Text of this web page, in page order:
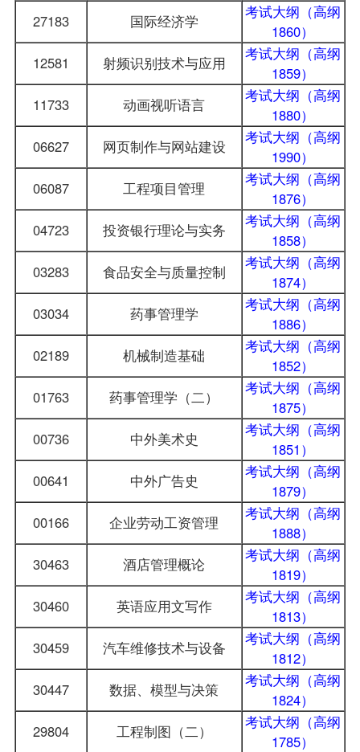
27183 国际经济学
考试大纲（高纲
1860）
12581
射频识别技术与应用
考试大纲（高纲
1859）
11733
动画视听语言
考试大纲（高纲
1880）
06627
网页制作与网站建设
考试大纲（高纲
1990）
06087
工程项目管理
考试大纲（高纲
1876）
04723
投资银行理论与实务
考试大纲（高纲
1858）
03283
食品安全与质量控制
考试大纲（高纲
1874）
03034
药事管理学
考试大纲（高纲
1886）
02189
机械制造基础
考试大纲（高纲
1852）
01763
药事管理学（二）
考试大纲（高纲
1875）
00736
中外美术史
考试大纲（高纲
1851）
00641
中外广告史
考试大纲（高纲
1879）
00166
企业劳动工资管理
考试大纲（高纲
1888）
30463
酒店管理概论
考试大纲（高纲
1819）
30460
英语应用文写作
考试大纲（高纲
1813）
30459
汽车维修技术与设备
考试大纲（高纲
1812）
30447
数据、模型与决策
考试大纲（高纲
1824）
29804
工程制图（二）
考试大纲（高纲
1785）